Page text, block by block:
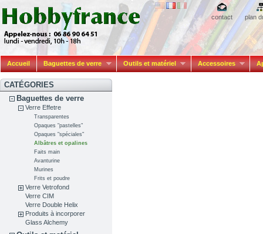
contact plan
Accueil Baguettes de verre Outils et matériel Accessoires
CATÉGORIES
Baguettes de verre
Verre Effetre
Transparentes
Opaques "pastelles"
Opaques "spéciales"
Albâtres et opalines
Faits main
Avanturine
Murines
Frits et poudre
Verre Vetrofond
Verre CIM
Verre Double Helix
Produits à incorporer
Glass Alchemy